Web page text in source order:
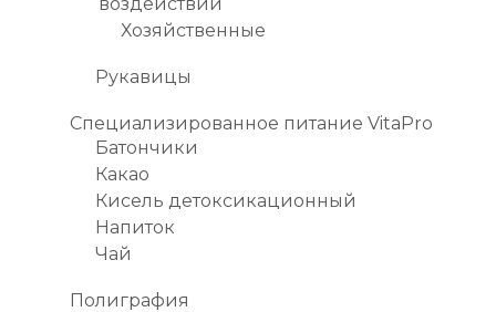
Хозяйственные
Рукавицы
Специализированное питание VitaPro
Батончики
Какао
Кисель детоксикационный
Напиток
Чай
Полиграфия